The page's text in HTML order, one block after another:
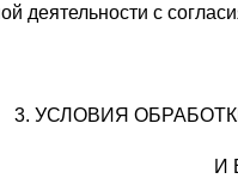
деятельности с
3. УСЛОВИЯ
И